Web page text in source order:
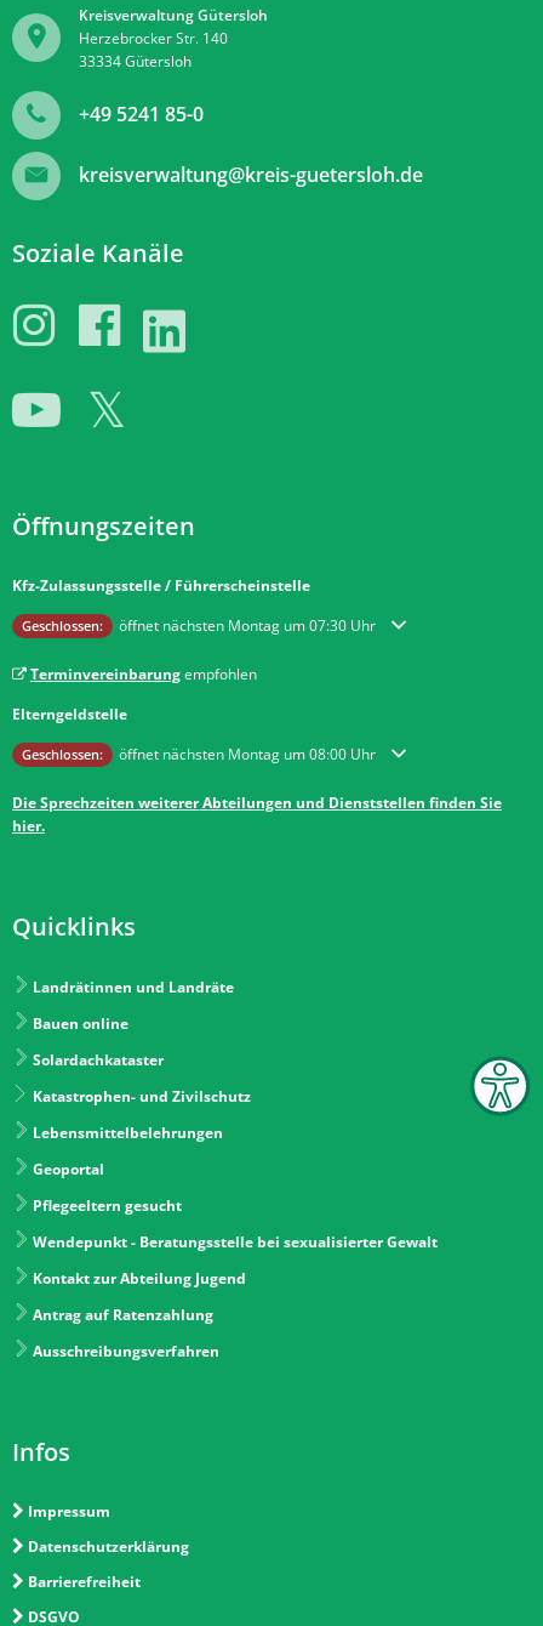
Kreisverwaltung Gütersloh
Herzebrocker Str. 140
33334Gütersloh
+49 5241 85-0
kreisverwaltung@kreis-guetersloh.de
Soziale Kanäle
Öffnungszeiten
Kfz-Zulassungsstelle / Führerscheinstelle
Klicken, um weitere Öffnungs- oder Schließzeiten auszublenden
Geschlossen: öffnet nächsten Montag um 07:30 Uhr
Terminvereinbarungempfohlen
Elterngeldstelle
Klicken, um weitere Öffnungs- oder Schließzeiten auszublenden
Geschlossen: öffnet nächsten Montag um 08:00 Uhr
Die Sprechzeiten weiterer Abteilungen und Dienststellen finden Sie
hier.
Quicklinks
Landrätinnen und Landräte
Bauen online
Solardachkataster
Katastrophen- und Zivilschutz
Lebensmittelbelehrungen
Geoportal
Pflegeeltern gesucht
Wendepunkt - Beratungsstelle bei sexualisierter Gewalt
Kontakt zur Abteilung Jugend
Antrag auf Ratenzahlung
Ausschreibungsverfahren
Infos
Impressum
Datenschutzerklärung
Barrierefreiheit
DSGVO